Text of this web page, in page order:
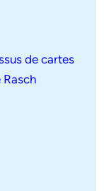
de cartes
Rasch